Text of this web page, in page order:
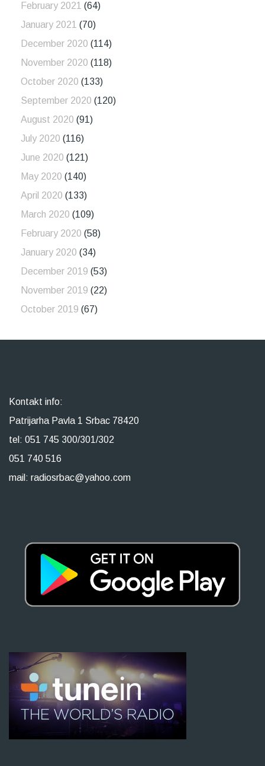
February 2021 (64)
January 2021 (70)
December 2020 (114)
November 2020 (118)
October 2020 (133)
September 2020 (120)
August 2020 (91)
July 2020 (116)
June 2020 (121)
May 2020 (140)
April 2020 (133)
March 2020 (109)
February 2020 (58)
January 2020 (34)
December 2019 (53)
November 2019 (22)
October 2019 (67)
Kontakt info:
Patrijarha Pavla 1 Srbac 78420
tel: 051 745 300/301/302
051 740 516
mail: radiosrbac@yahoo.com